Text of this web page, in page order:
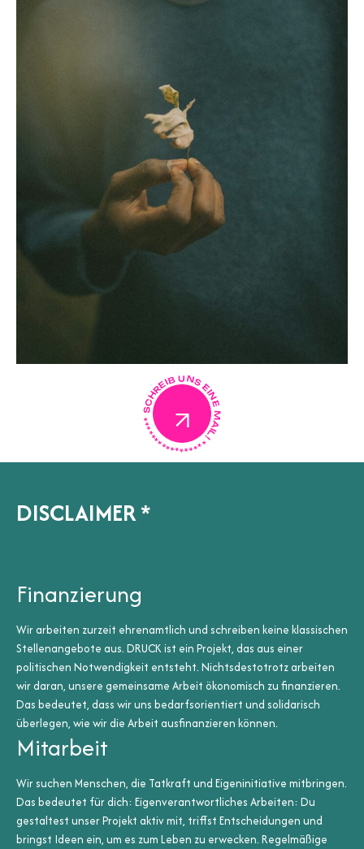
SCHREIB UNS EINE MAIL!
*****************
DISCLAIMER*
Finanzierung
Wir arbeiten zurzeit ehrenamtlich und schreiben keine klassischen
Stellenangebote aus. DRUCK ist ein Projekt, das aus einer
politischen Notwendigkeit entsteht. Nichtsdestotrotz arbeiten
wir daran, unsere gemeinsame Arbeit ökonomisch zu ­finanzieren.
Das bedeutet, dass wir uns bedarfsorientiert und solidarisch
überlegen, wie wir die Arbeit ausfinanzieren können.
Mitarbeit
Wir suchen Menschen, die Tatkraft und Eigeninitiative mitbringen.
Das bedeutet für dich: Eigenverantwortliches Arbeiten: Du
gestaltest unser Projekt aktiv mit, triffst Entscheidungen und
bringst Ideen ein, um es zum Leben zu erwecken. Regelmäßige